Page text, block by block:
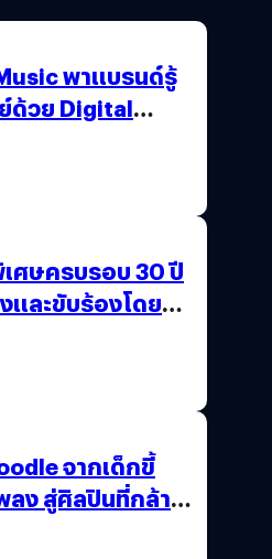
พาแบรนด์รู้
ด้วย Digital
เศษครบรอบ 30 ปี
และขับร้องโดย
จากเด็กขี้
ลง สู่ศิลปินที่กล้า